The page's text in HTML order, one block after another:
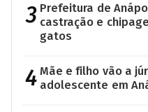
3 Prefeitura de
castração e
gatos
4 Mãe e filho vão a
adolescente em